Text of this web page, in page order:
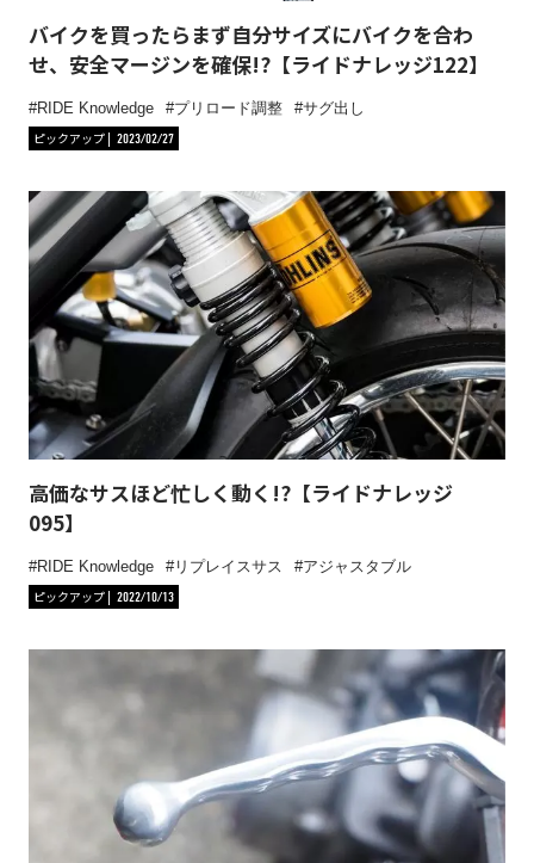
バイクを買ったらまず自分サイズにバイクを合わ
せ、安全マージンを確保!?【ライドナレッジ122】
RIDE Knowledge プリロード調整
サグ出し
ピックアップ
2023/02/27
高価なサスほど忙しく動く!?【ライドナレッジ
095】
RIDE Knowledge リプレイスサス
アジャスタブル
ピックアップ
2022/10/13